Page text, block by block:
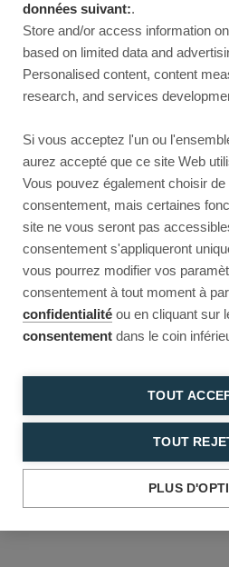
données suivant:.
Store and/or access information
based on limited data and
Personalised content, content
research, and services
Si vous acceptez l'un ou
aurez accepté que ce site Web
Vous pouvez également choisir
consentement, mais certaines
site ne vous seront pas
consentement s'appliqueront
vous pourrez modifier vos
consentement à tout moment à
confidentialité ou en cliquant sur
consentement dans le coin
TOUT
TOUT
PLUS
This page
Reload to try again, or
Reload Back